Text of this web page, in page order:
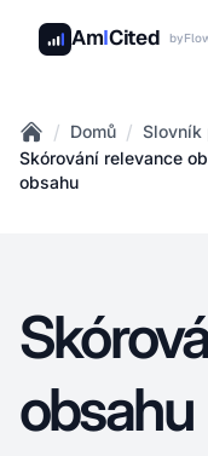
AmICited by
Home
/ Domů / Slovník
Skórování relevance
obsahu
obsahu